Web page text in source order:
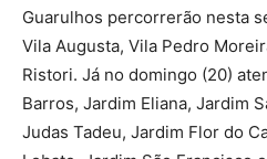
Guarulhos percorrerão nesta
Vila Augusta, Vila Pedro
Ristori. Já no domingo (20)
Barros, Jardim Eliana, Jardim
Judas Tadeu, Jardim Flor do